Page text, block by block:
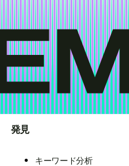
発見
キーワード分析